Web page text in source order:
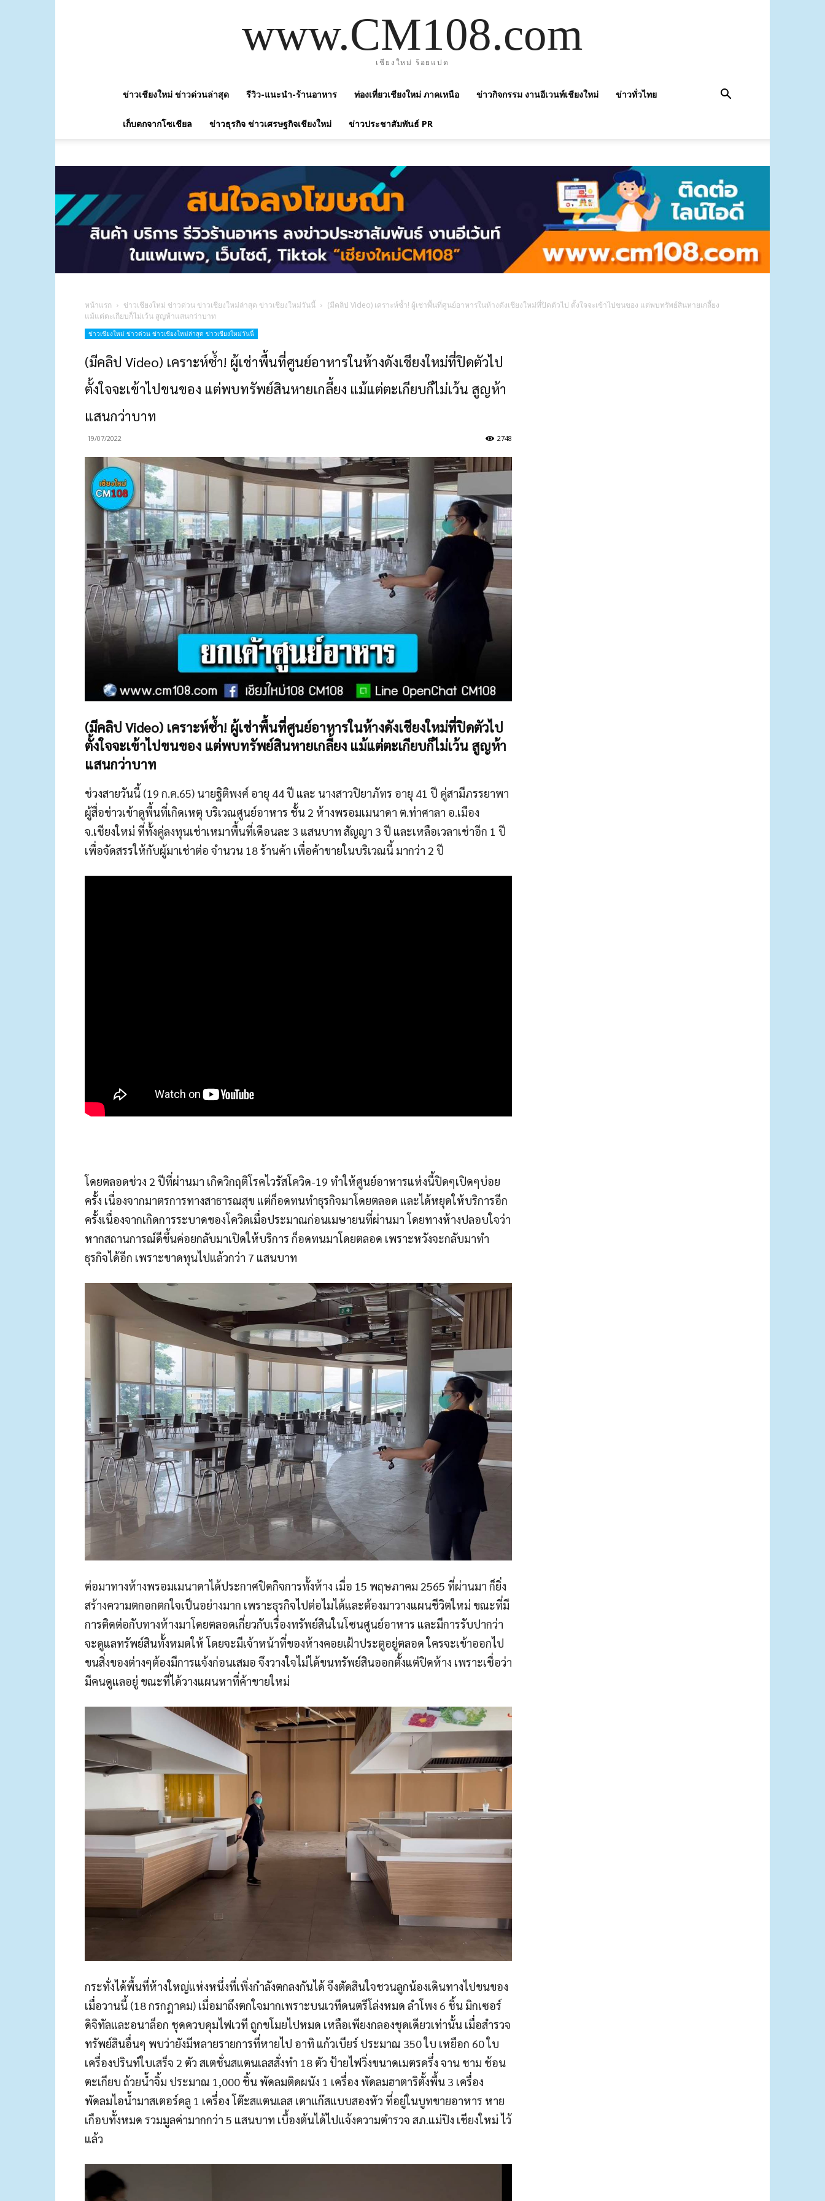
www.CM108.com
เชียงใหม่ ร้อยแปด
ข่าวเชียงใหม่ ข่าวด่วนล่าสุด รีวิว-แนะนำ-ร้านอาหาร ท่องเที่ยวเชียงใหม่ ภาคเหนือ ข่าวกิจกรรม งานอีเวนท์เชียงใหม่ ข่าวทั่วไทย
เก็บตกจากโซเชียล ข่าวธุรกิจ ข่าวเศรษฐกิจเชียงใหม่ ข่าวประชาสัมพันธ์ PR
หน้าแรก ข่าวเชียงใหม่ ข่าวด่วน ข่าวเชียงใหม่ล่าสุด ข่าวเชียงใหม่วันนี้
(มีคลิป Video) เคราะห์ซ้ำ! ผู้เช่าพื้นที่ศูนย์อาหารในห้างดังเชียงใหม่ที่ปิดตัวไป ตั้งใจจะเข้าไปขนของ แต่พบทรัพย์สินหายเกลี้ยง
แม้แต่ตะเกียบก็ไม่เว้น สูญห้าแสนกว่าบาท
ข่าวเชียงใหม่ ข่าวด่วน ข่าวเชียงใหม่ล่าสุด ข่าวเชียงใหม่วันนี้
(มีคลิป Video) เคราะห์ซ้ำ! ผู้เช่าพื้นที่ศูนย์อาหารในห้างดังเชียงใหม่ที่ปิดตัวไป
ตั้งใจจะเข้าไปขนของ แต่พบทรัพย์สินหายเกลี้ยง แม้แต่ตะเกียบก็ไม่เว้น สูญห้า
แสนกว่าบาท
19/07/2022 2748
(มีคลิป Video) เคราะห์ซ้ำ! ผู้เช่าพื้นที่ศูนย์อาหารในห้างดังเชียงใหม่ที่ปิดตัวไป
ตั้งใจจะเข้าไปขนของ แต่พบทรัพย์สินหายเกลี้ยง แม้แต่ตะเกียบก็ไม่เว้น สูญห้า
แสนกว่าบาท
ช่วงสายวันนี้ (19 ก.ค.65) นายฐิติพงศ์ อายุ 44 ปี และ นางสาวปิยาภัทร อายุ 41 ปี คู่สามีภรรยาพา
ผู้สื่อข่าวเข้าดูพื้นที่เกิดเหตุ บริเวณศูนย์อาหาร ชั้น 2 ห้างพรอมเมนาดา ต.ท่าศาลา อ.เมือง
จ.เชียงใหม่ ที่ทั้งคู่ลงทุนเช่าเหมาพื้นที่เดือนละ 3 แสนบาท สัญญา 3 ปี และเหลือเวลาเช่าอีก 1 ปี
เพื่อจัดสรรให้กับผู้มาเช่าต่อ จำนวน 18 ร้านค้า เพื่อค้าขายในบริเวณนี้ มากว่า 2 ปี
โดยตลอดช่วง 2 ปีที่ผ่านมา เกิดวิกฤติโรคไวรัสโควิด-19 ทำให้ศูนย์อาหารแห่งนี้ปิดๆเปิดๆบ่อย
ครั้ง เนื่องจากมาตรการทางสาธารณสุข แต่ก็อดทนทำธุรกิจมาโดยตลอด และได้หยุดให้บริการอีก
ครั้งเนื่องจากเกิดการระบาดของโควิดเมื่อประมาณก่อนเมษายนที่ผ่านมา โดยทางห้างปลอบใจว่า
หากสถานการณ์ดีขึ้นค่อยกลับมาเปิดให้บริการ ก็อดทนมาโดยตลอด เพราะหวังจะกลับมาทำ
ธุรกิจได้อีก เพราะขาดทุนไปแล้วกว่า 7 แสนบาท
ต่อมาทางห้างพรอมเมนาดาได้ประกาศปิดกิจการทั้งห้าง เมื่อ 15 พฤษภาคม 2565 ที่ผ่านมา ก็ยิ่ง
สร้างความตกอกตกใจเป็นอย่างมาก เพราะธุรกิจไปต่อไมได้และต้องมาวางแผนชีวิตใหม่ ขณะที่มี
การติดต่อกับทางห้างมาโดยตลอดเกี่ยวกับเรื่องทรัพย์สินในโซนศูนย์อาหาร และมีการรับปากว่า
จะดูแลทรัพย์สินทั้งหมดให้ โดยจะมีเจ้าหน้าที่ของห้างคอยเฝ้าประตูอยู่ตลอด ใครจะเข้าออกไป
ขนสิ่งของต่างๆต้องมีการแจ้งก่อนเสมอ จึงวางใจไม่ได้ขนทรัพย์สินออกตั้งแต่ปิดห้าง เพราะเชื่อว่า
มีคนดูแลอยู่ ขณะที่ได้วางแผนหาที่ค้าขายใหม่
กระทั่งได้พื้นที่ห้างใหญ่แห่งหนึ่งที่เพิ่งกำลังตกลงกันได้ จึงตัดสินใจชวนลูกน้องเดินทางไปขนของ
เมื่อวานนี้ (18 กรกฎาคม) เมื่อมาถึงตกใจมากเพราะบนเวทีดนตรีโล่งหมด ลำโพง 6 ชิ้น มิกเซอร์
ดิจิทัลและอนาล็อก ชุดควบคุมไฟเวที ถูกขโมยไปหมด เหลือเพียงกลองชุดเดียวเท่านั้น เมื่อสำรวจ
ทรัพย์สินอื่นๆ พบว่ายังมีหลายรายการที่หายไป อาทิ แก้วเบียร์ ประมาณ 350 ใบ เหยือก 60 ใบ
เครื่องปรินท์ใบเสร็จ 2 ตัว สเตชั่นสแตนเลสสั่งทำ 18 ตัว ป้ายไฟวิ่งขนาดเมตรครึ่ง จาน ชาม ช้อน
ตะเกียบ ถ้วยน้ำจิ้ม ประมาณ 1,000 ชิ้น พัดลมติดผนัง 1 เครื่อง พัดลมฮาตาริตั้งพื้น 3 เครื่อง
พัดลมไอน้ำมาสเตอร์คลู 1 เครื่อง โต๊ะสแตนเลส เตาแก๊สแบบสองหัว ที่อยู่ในบูทขายอาหาร หาย
เกือบทั้งหมด รวมมูลค่ามากกว่า 5 แสนบาท เบื้องต้นได้ไปแจ้งความตำรวจ สภ.แม่ปิง เชียงใหม่ ไว้
แล้ว